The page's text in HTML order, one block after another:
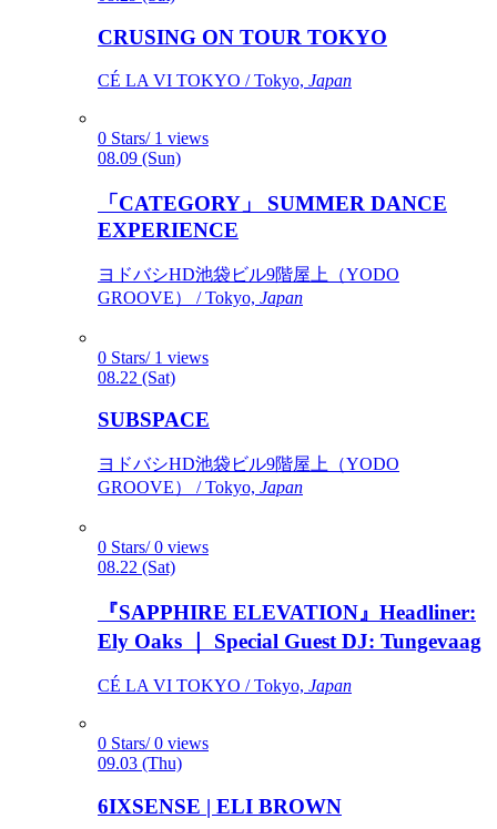
CRUSING ON TOUR TOKYO
CÉ LA VI TOKYO / Tokyo, Japan
0 Stars/ 1 views
08.09 (Sun)
「CATEGORY」 SUMMER DANCE
EXPERIENCE
ヨドバシHD池袋ビル9階屋上（YODO
GROOVE） / Tokyo, Japan
0 Stars/ 1 views
08.22 (Sat)
SUBSPACE
ヨドバシHD池袋ビル9階屋上（YODO
GROOVE） / Tokyo, Japan
0 Stars/ 0 views
08.22 (Sat)
『SAPPHIRE ELEVATION』Headliner:
Ely Oaks ｜ Special Guest DJ: Tungevaag
CÉ LA VI TOKYO / Tokyo, Japan
0 Stars/ 0 views
09.03 (Thu)
6IXSENSE | ELI BROWN